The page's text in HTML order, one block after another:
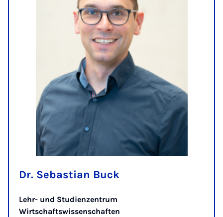
Dr. Sebastian Buck
Lehr- und Studienzentrum
Wirtschaftswissenschaften